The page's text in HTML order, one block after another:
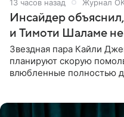
13 часов назад Журнал
Инсайдер
и Тимоти Шаламе не
Звездная пара Кайли
планируют скорую
влюбленные полностью